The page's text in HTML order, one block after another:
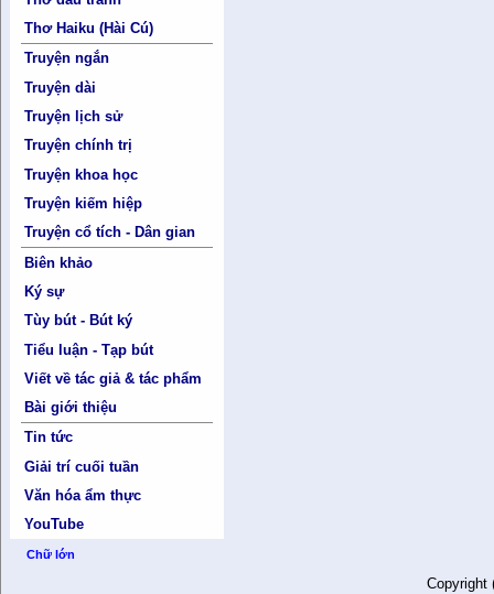
Thơ Haiku (Hài Cú)
Truyện ngắn
Truyện dài
Truyện lịch sử
Truyện chính trị
Truyện khoa học
Truyện kiếm hiệp
Truyện cổ tích - Dân gian
Biên khảo
Ký sự
Tùy bút - Bút ký
Tiểu luận - Tạp bút
Viết về tác giả & tác phẩm
Bài giới thiệu
Tin tức
Giải trí cuối tuần
Văn hóa ẩm thực
YouTube
Chữ lớn
Copyright